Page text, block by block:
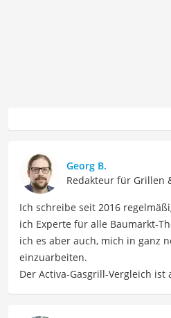
Georg B.
Redakteur für Grillen
Ich schreibe seit 2016
ich Experte für alle Baumarkt-
ich es aber auch, mich in ganz
einzuarbeiten.
Der Activa-Gasgrill-Vergleich ist